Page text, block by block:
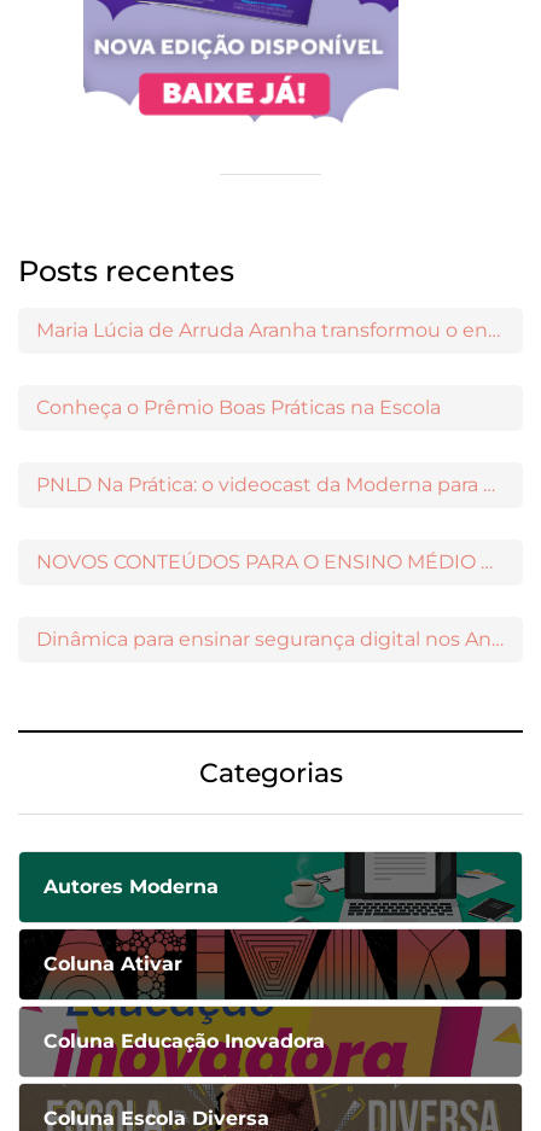
Posts recentes
Maria Lúcia de Arruda Aranha transformou o ensino de Filosofia no Brasil
Conheça o Prêmio Boas Práticas na Escola
PNLD Na Prática: o videocast da Moderna para apoiar a escolha das obras aprovadas
NOVOS CONTEÚDOS PARA O ENSINO MÉDIO DISPONÍVEIS NO MODERNAMIGOS
Dinâmica para ensinar segurança digital nos Anos Iniciais
Categorias
Autores Moderna
Coluna Ativar
Coluna Educação Inovadora
Coluna Escola Diversa